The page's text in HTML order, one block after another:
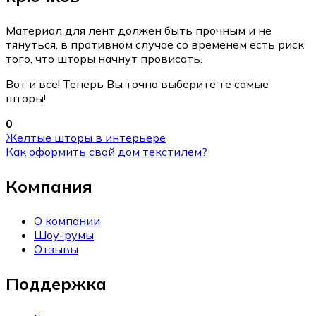
Материал для лент должен быть прочным и не
тянуться, в противном случае со временем есть риск
того, что шторы начнут провисать.
Вот и все! Теперь Вы точно выберите те самые
шторы!
0
Желтые шторы в интерьере
Как оформить свой дом текстилем?
Компания
О компании
Шоу-румы
Отзывы
Поддержка